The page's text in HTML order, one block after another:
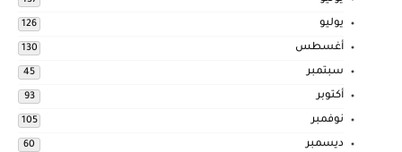
يوليو 126
أغسطس 130
سبتمبر 45
أكتوبر 93
نوفمبر 105
ديسمبر 60